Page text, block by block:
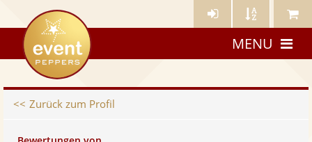
Künstler- Künstler Meine
eventpeppers
MENU
Zurück zum Profil